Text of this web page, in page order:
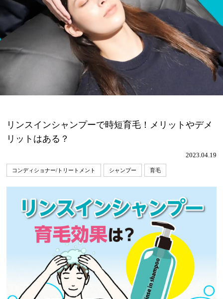
リンスインシャンプーで時短育毛！メリットやデメ
リットはある？
2023.04.19
コンディショナー/トリートメント シャンプー 育毛